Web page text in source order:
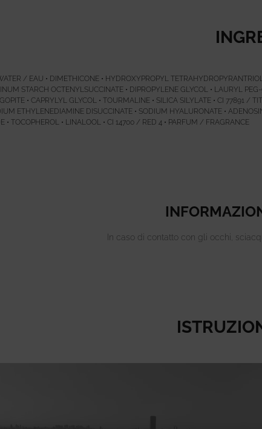
/ EAU • DIMETHICONE • HYDROXYPROPYL
STARCH OCTENYLSUCCINATE • DIPROPYLENE GLYCOL • LAURYL
• CAPRYLYL GLYCOL • TOURMALINE • SILICA SILYLATE • CI 77891 /
ETHYLENEDIAMINE DISUCCINATE • SODIUM HYALURONATE •
• TOCOPHEROL • LINALOOL • CI 14700 / RED 4 • PARFUM / FRAGRANCE
In caso di contatto con gli occhi,